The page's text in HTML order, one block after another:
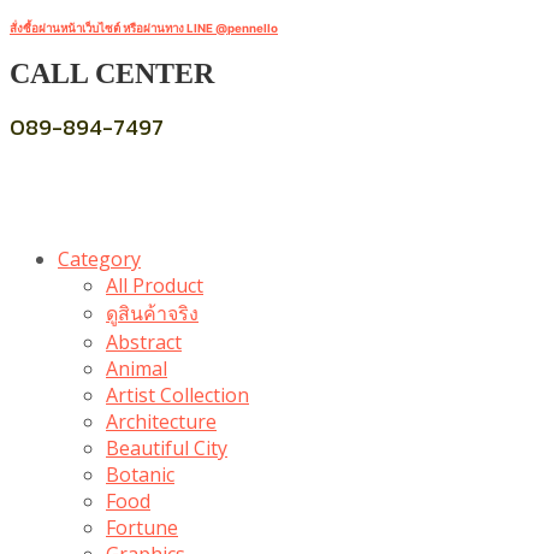
สั่งซื้อผ่านหน้าเว็บไซต์ หรือผ่านทาง LINE @pennello
CALL CENTER
089-894-7497
Category
All Product
ดูสินค้าจริง
Abstract
Animal
Artist Collection
Architecture
Beautiful City
Botanic
Food
Fortune